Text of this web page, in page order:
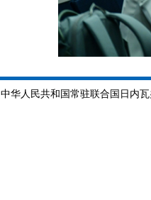
中华人民共和国常驻联合国日内